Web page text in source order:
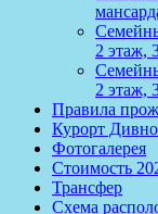
2 этаж,
2 этаж,
Правила
Курорт
Фотогалерея
Стоимость
Трансфер
Схема